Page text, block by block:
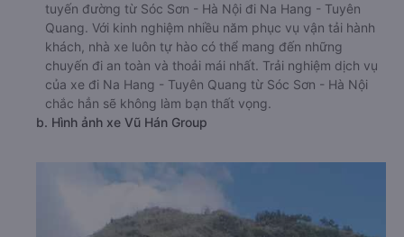
tuyến đường từ Sóc Sơn - Hà Nội đi Na Hang - Tuyên
Quang. Với kinh nghiệm nhiều năm phục vụ vận tải hành
khách, nhà xe luôn tự hào có thể mang đến những
chuyến đi an toàn và thoải mái nhất. Trải nghiệm dịch vụ
của xe đi Na Hang - Tuyên Quang từ Sóc Sơn - Hà Nội
chắc hẳn sẽ không làm bạn thất vọng.
b. Hình ảnh xe Vũ Hán Group